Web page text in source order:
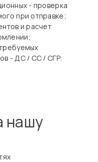
- проверка
при отправке;
и расчет
- ДС / СС / СГР.
нашу